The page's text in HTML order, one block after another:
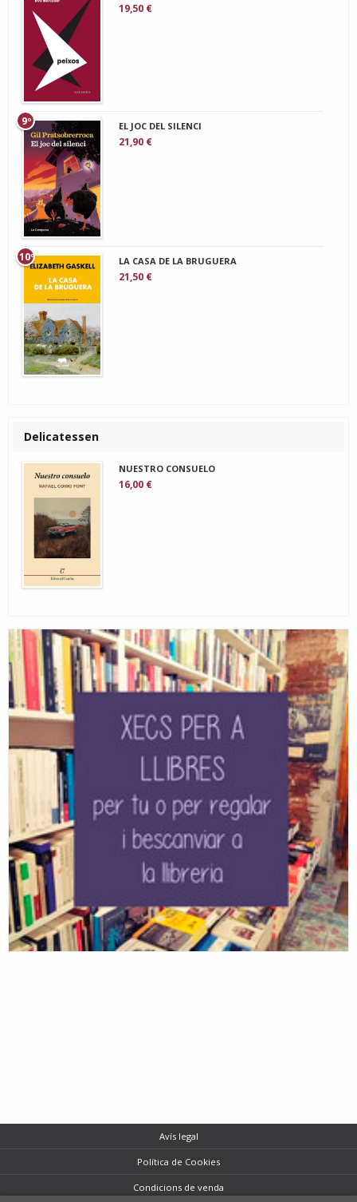
19,50 €
EL JOC DEL SILENCI
21,90 €
9º
LA CASA DE LA BRUGUERA
21,50 €
10º
Delicatessen
NUESTRO CONSUELO
16,00 €
Avís legal
Política de Cookies
Condicions de venda